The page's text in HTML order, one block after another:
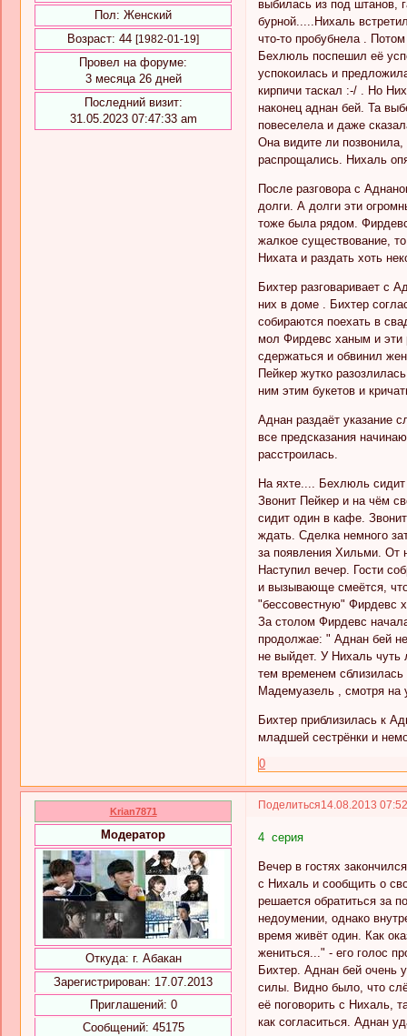
Пол: Женский
Возраст: 44 [1982-01-19]
Провел на форуме:
3 месяца 26 дней
Последний визит:
31.05.2023 07:47:33 am
выбилась из под штанов,
бурной.....Нихаль
что-то пробубнела .
Бехлюль поспешил её
успокоилась и
кирпичи таскал :-/ . Но
наконец аднан бей. Та
повеселела и даже
Она видите ли
распрощались. Нихаль
После разговора с
долги. А долги эти
тоже была рядом. Фирдевс
жалкое существование,
Нихата и раздать хоть
Бихтер разговаривает с
них в доме . Бихтер
собираются поехать в
мол Фирдевс ханым и эти
сдержаться и обвинил
Пейкер жутко
ним этим букетов и
Аднан раздаёт указание
все предсказания
расстроилась.
На яхте.... Бехлюль сидит
Звонит Пейкер и на чём
сидит один в кафе.
ждать. Сделка немного
за появления Хильми. От
Наступил вечер. Гости
и вызывающе смеётся,
"бессовестную" Фирдевс
За столом Фирдевс
продолжае: " Аднан бей
не выйдет. У Нихаль чуть
тем временем
Мадемуазель , смотря на
Бихтер приблизилась к
младшей сестрёнки и
0
Поделиться14.08.2013
Krian7871
Модератор
Откуда: г. Абакан
Зарегистрирован: 17.07.2013
Приглашений: 0
Сообщений: 45175
4 серия
Вечер в гостях
с Нихаль и сообщить о
решается обратиться за
недоумении, однако
время живёт один. Как
жениться..." - его голос
Бихтер. Аднан бей очень
силы. Видно было, что
её поговорить с Нихаль,
как согласиться. Аднан